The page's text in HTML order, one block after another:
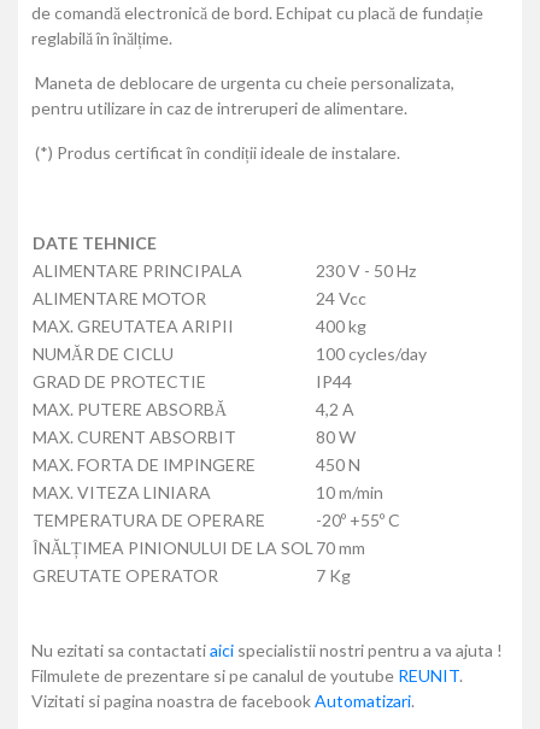
de comandă electronică de bord. Echipat cu placă de fundație
reglabilă în înălțime.
Maneta de deblocare de urgenta cu cheie personalizata,
pentru utilizare in caz de intreruperi de alimentare.
(*) Produs certificat în condiții ideale de instalare.
DATE TEHNICE
ALIMENTARE PRINCIPALA
230 V - 50 Hz
ALIMENTARE MOTOR
24 Vcc
MAX. GREUTATEA ARIPII
400 kg
NUMĂR DE CICLU
100 cycles/day
GRAD DE PROTECTIE
IP44
MAX. PUTERE ABSORBĂ
4,2 A
MAX. CURENT ABSORBIT
80 W
MAX. FORTA DE IMPINGERE
450 N
MAX. VITEZA LINIARA
10 m/min
TEMPERATURA DE OPERARE
-20º +55º C
ÎNĂLȚIMEA PINIONULUI DE LA SOL 70 mm
GREUTATE OPERATOR
7 Kg
Nu ezitati sa contactatiaici specialistii nostri pentru a va ajuta !
Filmulete de prezentare si pe canalul de youtube REUNIT.
Vizitati si pagina noastra de facebookAutomatizari.